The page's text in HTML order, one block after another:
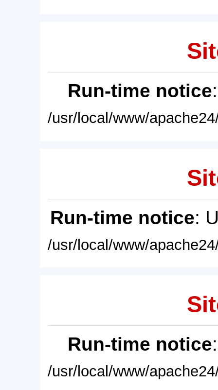
Run-time notice
/usr/local/www/
Run-time notice:
/usr/local/www/
Run-time notice
/usr/local/www/